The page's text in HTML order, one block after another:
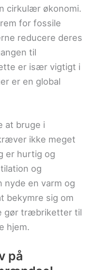
cirkulær økonomi.
for fossile
reducere deres
til
er især vigtigt i
er en global
at bruge i
ikke meget
er hurtig og
og
nyde en varm og
bekymre sig om
gør træbriketter til
hjem.
på